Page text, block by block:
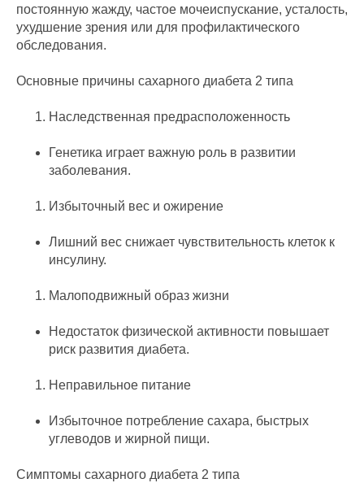
постоянную жажду, частое мочеиспускание, усталость,
ухудшение зрения или для профилактического
обследования.
Основные причины сахарного диабета 2 типа
Наследственная предрасположенность
Генетика играет важную роль в развитии
заболевания.
Избыточный вес и ожирение
Лишний вес снижает чувствительность клеток к
инсулину.
Малоподвижный образ жизни
Недостаток физической активности повышает
риск развития диабета.
Неправильное питание
Избыточное потребление сахара, быстрых
углеводов и жирной пищи.
Симптомы сахарного диабета 2 типа